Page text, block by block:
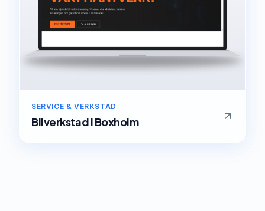
SERVICE & VERKSTAD
BilverkstadiBoxholm